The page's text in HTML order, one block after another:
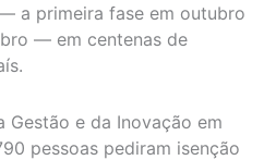
a primeira fase em outubro
— em centenas de
Gestão e da Inovação em
pessoas pediram isenção